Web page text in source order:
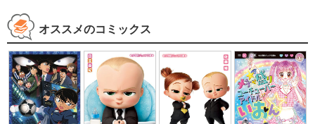
オススメのコミックス